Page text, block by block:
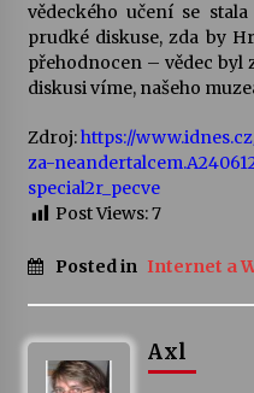
vědeckého učení se
prudké diskuse, zda by
přehodnocen – vědec byl
diskusi víme, našeho
Zdroj:https://
za-
special2r_pecve
Post Views:7
Posted in Internet a
Axl